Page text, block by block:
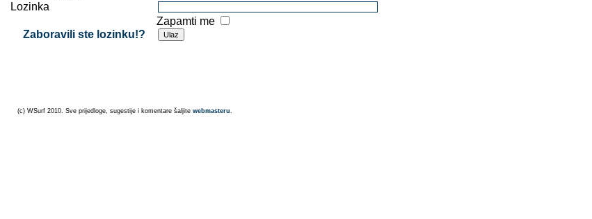
Lozinka
Zapamti me
Zaboravili ste lozinku!?
(c) WSurf 2010. Sve prijedloge, sugestije i komentare šaljite webmasteru